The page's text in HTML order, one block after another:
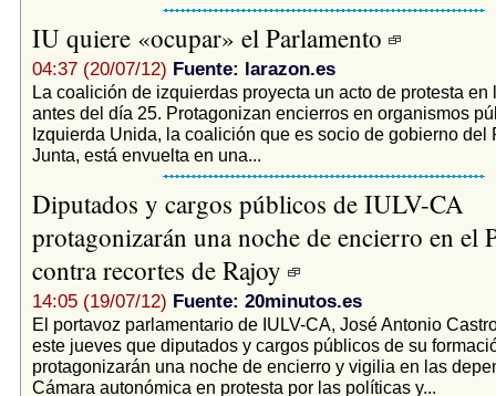
IU quiere «ocupar» el Parlamento
04:37 (20/07/12) Fuente: larazon.es
La coalición de izquierdas proyecta un acto de protesta en
antes del día 25. Protagonizan encierros en organismos
Izquierda Unida, la coalición que es socio de gobierno del
Junta, está envuelta en una...
Diputados y cargos públicos de IULV-CA
protagonizarán una noche de encierro en el
contra recortes de Rajoy
14:05 (19/07/12) Fuente: 20minutos.es
El portavoz parlamentario de IULV-CA, José Antonio
este jueves que diputados y cargos públicos de su
protagonizarán una noche de encierro y vigilia en las
Cámara autonómica en protesta por las políticas y...